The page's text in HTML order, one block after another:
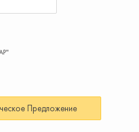
Предложение